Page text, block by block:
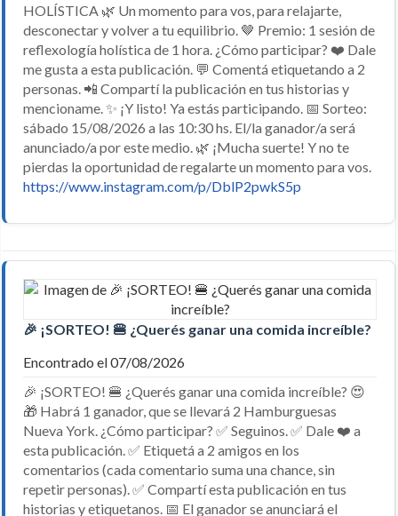
HOLÍSTICA 🌿 Un momento para vos, para relajarte,
desconectar y volver a tu equilibrio. 🤎 Premio: 1 sesión de
reflexología holística de 1 hora. ¿Cómo participar? ❤️ Dale
me gusta a esta publicación. 💬 Comentá etiquetando a 2
personas. 📲 Compartí la publicación en tus historias y
mencioname. ✨ ¡Y listo! Ya estás participando. 📅 Sorteo:
sábado 15/08/2026 a las 10:30 hs. El/la ganador/a será
anunciado/a por este medio. 🌿 ¡Mucha suerte! Y no te
pierdas la oportunidad de regalarte un momento para vos.
https://www.instagram.com/p/DblP2pwkS5p
🎉 ¡SORTEO! 🍔 ¿Querés ganar una comida increíble?
Encontrado el 07/08/2026
🎉 ¡SORTEO! 🍔 ¿Querés ganar una comida increíble? 😍
🎁 Habrá 1 ganador, que se llevará 2 Hamburguesas
Nueva York. ¿Cómo participar? ✅ Seguinos. ✅ Dale ❤️ a
esta publicación. ✅ Etiquetá a 2 amigos en los
comentarios (cada comentario suma una chance, sin
repetir personas). ✅ Compartí esta publicación en tus
historias y etiquetanos. 📅 El ganador se anunciará el